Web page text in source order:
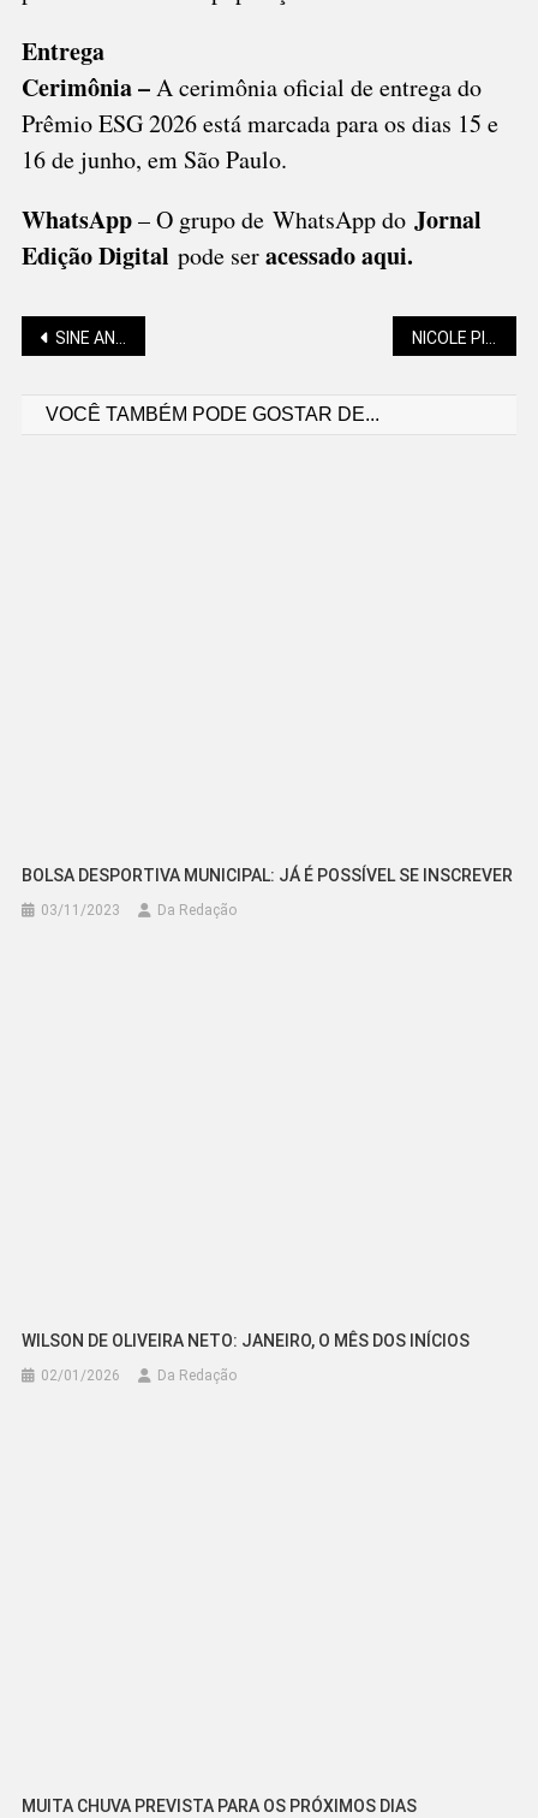
Entrega
Cerimônia –A cerimônia oficial de entrega do
Prêmio ESG 2026 está marcada para os dias 15 e
16 de junho, em São Paulo.
WhatsApp– O grupo de WhatsApp do Jornal
Edição Digital pode seracessado aqui.
Navegação
SINE ANUNCIA QUASE 200 VAGAS PARA SÃO BENTO E RIO NEGRINHO
VOCÊ TAMBÉM PODE GOSTAR DE...
BOLSA DESPORTIVA MUNICIPAL: JÁ É POSSÍVEL SE INSCREVER
03/11/2023 Da Redação
WILSON DE OLIVEIRA NETO: JANEIRO, O MÊS DOS INÍCIOS
02/01/2026 Da Redação
MUITA CHUVA PREVISTA PARA OS PRÓXIMOS DIAS